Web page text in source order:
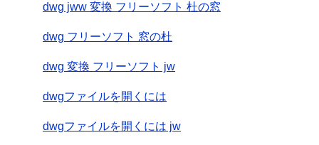
dwg jww 変換 フリーソフト 杜の窓
dwg フリーソフト 窓の杜
dwg 変換 フリーソフト jw
dwgファイルを開くには
dwgファイルを開くには jw